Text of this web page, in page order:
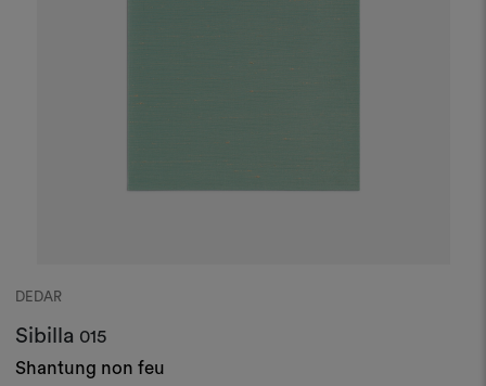
DEDAR
Sibilla 015
Shantung non feu